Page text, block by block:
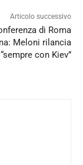
Articolo successivo
di Roma
Meloni rilancia
con Kiev”